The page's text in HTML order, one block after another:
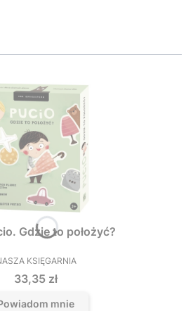
Gdzie to położyć?
PRODUCENT
KSIĘGARNIA
Cena
33,35 zł
mnie